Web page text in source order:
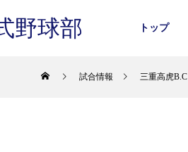
野球部 トップ
試合情報 三重高虎B.C